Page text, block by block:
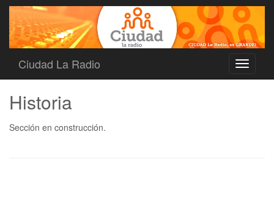
Toggle
Ciudad La Radio
Historia
Sección en construcción.